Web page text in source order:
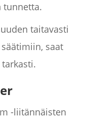
tunnetta.
taitavasti
saat
-liitännäisten